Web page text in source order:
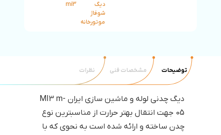
دیگ
شوفاژ
موتورخانه
mi3
توضیحات مشخصات فنی نظرات
دیگ چدنی لوله و ماشین سازی ایران MI3 m-
05 جهت انتقال بهتر حرارت از مناسبترین نوع
چدن ساخته و ارائه شده است به نحوی که با